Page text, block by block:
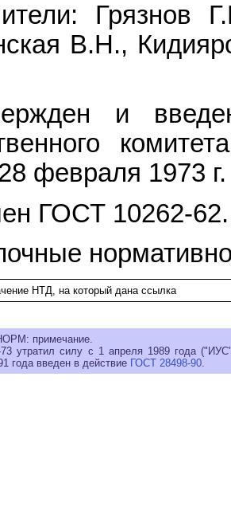
Грязнов
В.Н.,
и
февраля 1973 г.
ГОСТ 10262-62.
НТД, на который дана ссылка
примечание.
утратил силу с 1 апреля 1989 года
года введен в действие ГОСТ 28498-90.